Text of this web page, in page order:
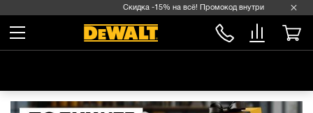
Скидка -15% на всё! Промокод внутри →